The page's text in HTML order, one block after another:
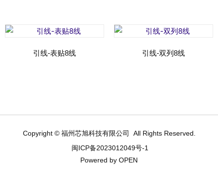
引线-表贴8线 引线-双列8线
Copyright © 福州芯旭科技有限公司 All Rights Reserved.
闽ICP备2023012049号-1
Powered by OPEN